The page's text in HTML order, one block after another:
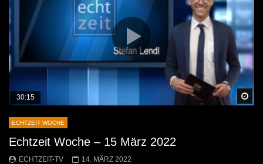
30:15
ECHTZEIT WOCHE
Echtzeit Woche – 15 März 2022
ECHTZEIT-TV 14. MÄRZ 2022